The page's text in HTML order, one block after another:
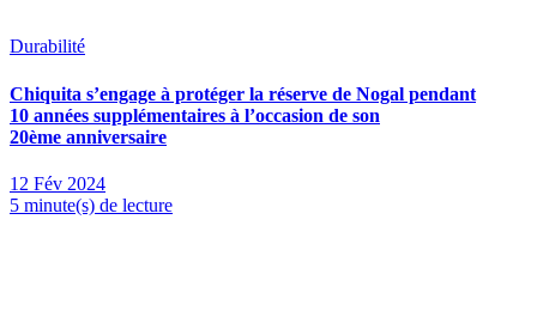
Durabilité
Chiquita s’engage à protéger la réserve de Nogal pendant
10 années supplémentaires à l’occasion de son
20ème anniversaire
12 Fév 2024
5 minute(s) de lecture